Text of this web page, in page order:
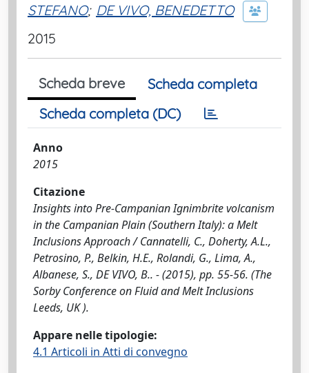
STEFANO; DE VIVO, BENEDETTO
2015
Scheda breve
Scheda completa
Scheda completa (DC)
Anno
2015
Citazione
Insights into Pre-Campanian Ignimbrite volcanism
in the Campanian Plain (Southern Italy): a Melt
Inclusions Approach / Cannatelli, C., Doherty, A.L.,
Petrosino, P., Belkin, H.E., Rolandi, G., Lima, A.,
Albanese, S., DE VIVO, B.. - (2015), pp. 55-56. (The
Sorby Conference on Fluid and Melt Inclusions
Leeds, UK ).
Appare nelle tipologie:
4.1 Articoli in Atti di convegno